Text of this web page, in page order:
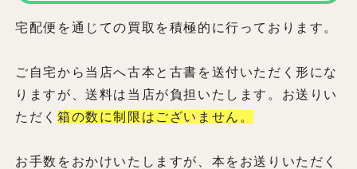
宅配便を通じての買取を積極的に行っております。
ご自宅から当店へ古本と古書を送付いただく形にな
りますが、送料は当店が負担いたします。お送りい
ただく 箱の数に制限はございません。
お手数をおかけいたしますが、本をお送りいただく